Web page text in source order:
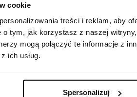
cookie
treści i reklam, aby
tym, jak korzystasz z naszej
mogą połączyć te informacje z
ich usług.
Spersonalizuj